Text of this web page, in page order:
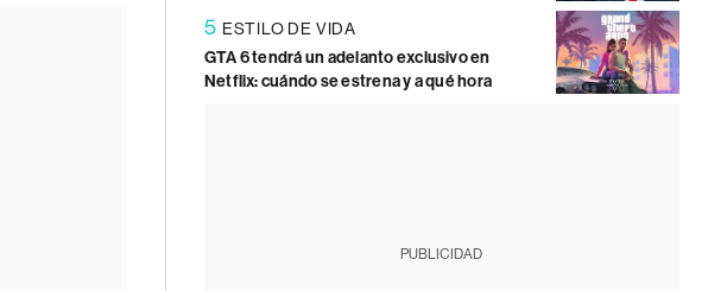
5 ESTILO DE VIDA
GTA 6 tendrá un adelanto exclusivo en
Netflix: cuándo se estrena y a qué hora
PUBLICIDAD